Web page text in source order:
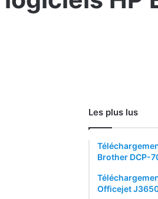
Les plus lus
Brother DCP-
Officejet